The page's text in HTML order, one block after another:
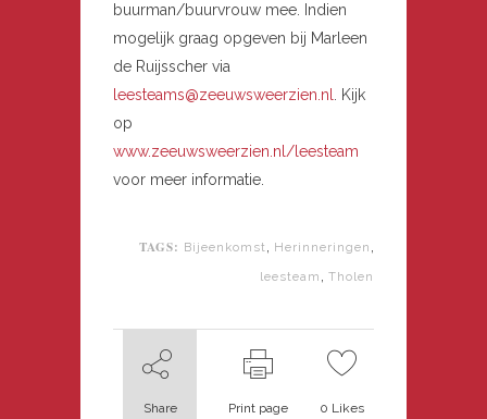
buurman/buurvrouw mee. Indien
mogelijk graag opgeven bij Marleen
de Ruijsscher via
leesteams@zeeuwsweerzien.nl
. Kijk
op
www.zeeuwsweerzien.nl/leesteam
voor meer informatie.
TAGS: Bijeenkomst Herinneringen
leesteam Tholen
Share Print page 0 Likes